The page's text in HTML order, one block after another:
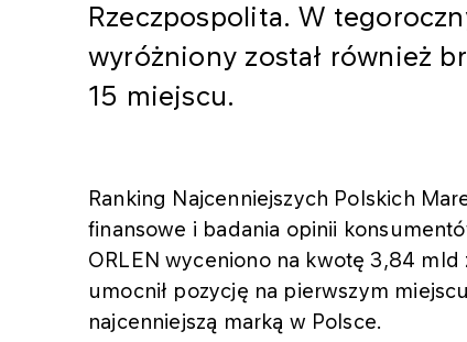
Rzeczpospolita. W
wyróżniony został również
15 miejscu.
Ranking Najcenniejszych Polskich
finansowe i badania opinii
ORLEN wyceniono na kwotę 3,84
umocnił pozycję na pierwszym
najcenniejszą marką w Polsce.